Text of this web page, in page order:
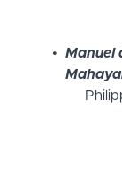
Manuel